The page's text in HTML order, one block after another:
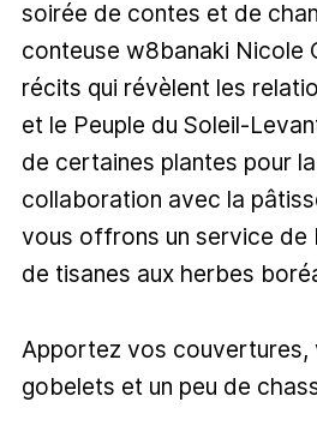
soirée de contes et de
conteuse w8banaki Nicole
récits qui révèlent les
et le Peuple du Soleil-
de certaines plantes pour
collaboration avec la
vous offrons un service de
de tisanes aux herbes
Apportez vos couvertures,
gobelets et un peu de